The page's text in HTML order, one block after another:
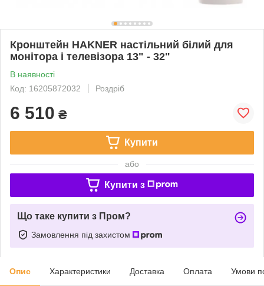
Кронштейн HAKNER настільний білий для
монітора і телевізора 13" - 32"
В наявності
Код: 16205872032
Роздріб
6 510 ₴
Купити
або
Купити з
Що таке купити з Пром?
Замовлення під захистом
Опис Характеристики Доставка Оплата Умови